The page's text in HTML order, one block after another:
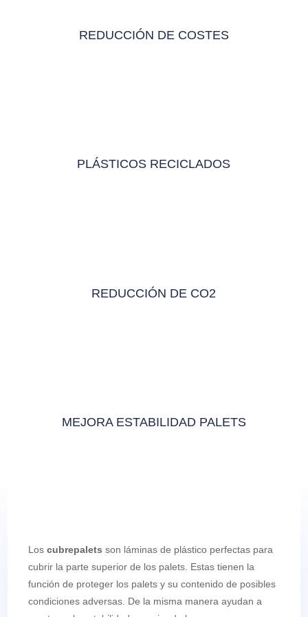
REDUCCIÓN DE COSTES
PLÁSTICOS RECICLADOS
REDUCCIÓN DE CO2
MEJORA ESTABILIDAD PALETS
Loscubrepalets son láminas de plástico perfectas para
cubrir la parte superior de los palets. Estas tienen la
función de proteger los palets y su contenido de posibles
condiciones adversas. De la misma manera ayudan a